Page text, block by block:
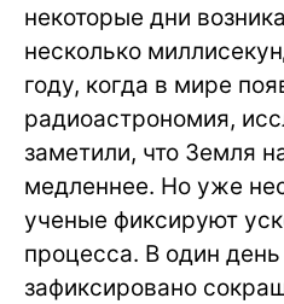
некоторые дни
несколько
году, когда в мире
радиоастрономия,
заметили, что Земля
медленнее. Но уже
ученые фиксируют
процесса. В один
зафиксировано